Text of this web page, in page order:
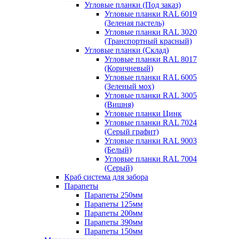
Угловые планки (Под заказ)
Угловые планки RAL 6019
(Зеленая пастель)
Угловые планки RAL 3020
(Транспортный красный)
Угловые планки (Склад)
Угловые планки RAL 8017
(Коричневый)
Угловые планки RAL 6005
(Зеленый мох)
Угловые планки RAL 3005
(Вишня)
Угловые планки Цинк
Угловые планки RAL 7024
(Серый графит)
Угловые планки RAL 9003
(Белый)
Угловые планки RAL 7004
(Серый)
Краб система для забора
Парапеты
Парапеты 250мм
Парапеты 125мм
Парапеты 200мм
Парапеты 390мм
Парапеты 150мм